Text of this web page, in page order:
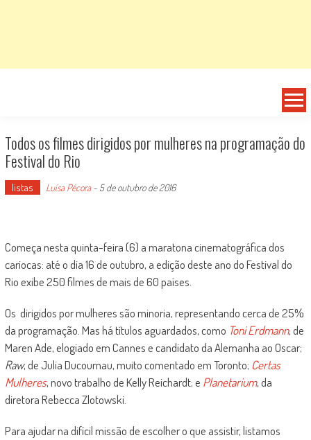
Todos os filmes dirigidos por mulheres na programação do
Festival do Rio
listas Luísa Pécora- 5 de outubro de 2016
Começa nesta quinta-feira (6) a maratona cinematográfica dos
cariocas: até o dia 16 de outubro, a edição deste ano do Festival do
Rio exibe 250 filmes de mais de 60 países.
Os dirigidos por mulheres são minoria, representando cerca de 25%
da programação. Mas há títulos aguardados, como Toni Erdmann, de
Maren Ade, elogiado em Cannes e candidato da Alemanha ao Oscar;
Raw, de Julia Ducournau, muito comentado em Toronto; Certas
Mulheres, novo trabalho de Kelly Reichardt; e Planetarium, da
diretora Rebecca Zlotowski.
Para ajudar na difícil missão de escolher o que assistir, listamos